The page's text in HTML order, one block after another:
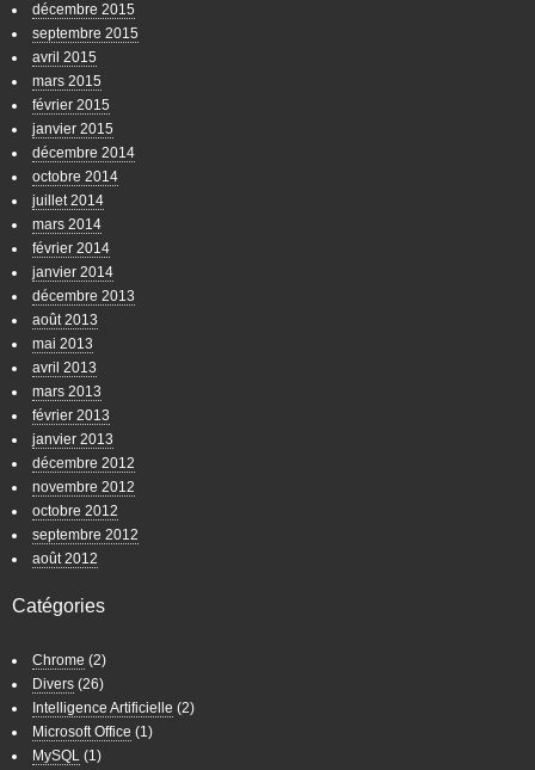
décembre 2015
septembre 2015
avril 2015
mars 2015
février 2015
janvier 2015
décembre 2014
octobre 2014
juillet 2014
mars 2014
février 2014
janvier 2014
décembre 2013
août 2013
mai 2013
avril 2013
mars 2013
février 2013
janvier 2013
décembre 2012
novembre 2012
octobre 2012
septembre 2012
août 2012
Catégories
Chrome (2)
Divers (26)
Intelligence Artificielle (2)
Microsoft Office (1)
MySQL (1)